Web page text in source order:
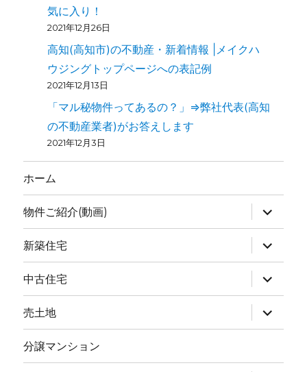
気に入り！
2021年12月26日
高知(高知市)の不動産・新着情報 |メイクハ
ウジングトップページへの表記例
2021年12月13日
「マル秘物件ってあるの？」⇒弊社代表(高知
の不動産業者)がお答えします
2021年12月3日
ホーム
物件ご紹介(動画)
新築住宅
中古住宅
売土地
分譲マンション